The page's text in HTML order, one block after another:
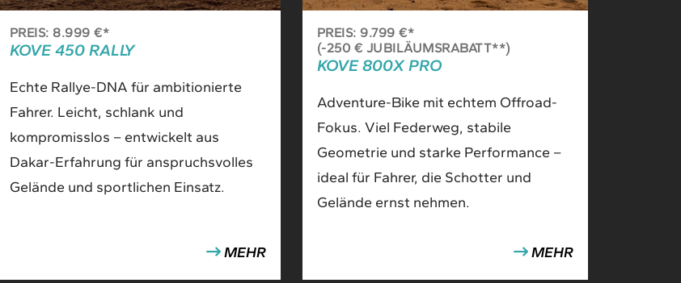
PREIS: 8.999 €*
KOVE 450 RALLY
Echte Rallye-DNA für ambitionierte
Fahrer. Leicht, schlank und
kompromisslos – entwickelt aus
Dakar-Erfahrung für anspruchsvolles
Gelände und sportlichen Einsatz.
MEHR
PREIS: 9.799 €*
(-250 € JUBILÄUMSRABATT**)
KOVE 800X PRO
Adventure-Bike mit echtem Offroad-
Fokus. Viel Federweg, stabile
Geometrie und starke Performance –
ideal für Fahrer, die Schotter und
Gelände ernst nehmen.
MEHR